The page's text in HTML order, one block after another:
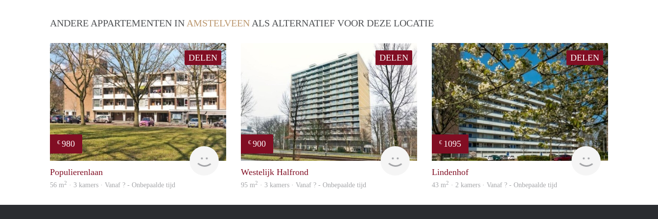
ANDERE APPARTEMENTEN IN AMSTELVEEN ALS ALTERNATIEF VOOR DEZE LOCATIE
DELEN
€ 980
rent
Populierenlaan
56 m2 · 3 kamers · Vanaf ? - Onbepaalde tijd
DELEN
€ 900
finder
Westelijk Halfrond
95 m2 · 3 kamers · Vanaf ? - Onbepaalde tijd
DELEN
€ 1095
finder
Lindenhof
43 m2 · 2 kamers · Vanaf ? - Onbepaalde tijd